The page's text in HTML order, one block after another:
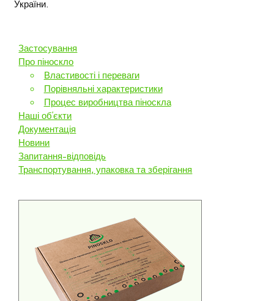
України.
Застосування
Про піноскло
Властивості і переваги
Порівняльні характеристики
Процес виробництва піноскла
Наші об’єкти
Документація
Новини
Запитання-відповідь
Транспортування, упаковка та зберігання